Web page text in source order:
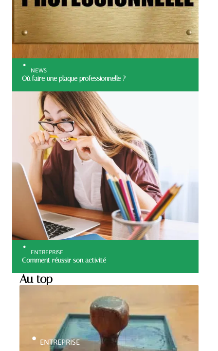
NEWS
Où faire une plaque professionnelle ?
ENTREPRISE
Comment réussir son activité
Au top
ENTREPRISE